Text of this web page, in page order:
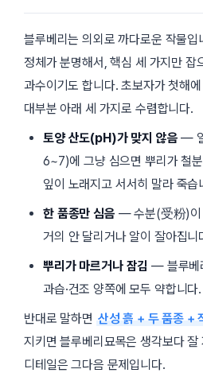
블루베리는 의외로 까다로운 작물입
정체가 분명해서, 핵심 세 가지만 잡
과수이기도 합니다. 초보자가 첫해
대부분 아래 세 가지로 수렴합니다.
토양 산도(pH)가 맞지 않음 —
6~7)에 그냥 심으면 뿌리가 철
잎이 노래지고 서서히 말라 죽습
한 품종만 심음 — 수분(受粉)이
거의 안 달리거나 알이 잘아집니
뿌리가 마르거나 잠김 — 블루베
과습·건조 양쪽에 모두 약합니다.
반대로 말하면 산성 흙 + 두 품종 +
지키면 블루베리묘목은 생각보다 잘
디테일은 그다음 문제입니다.